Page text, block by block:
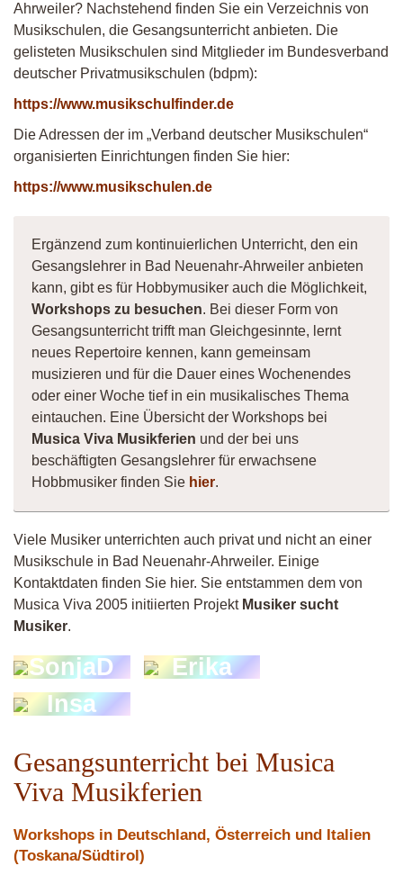
Ahrweiler? Nachstehend finden Sie ein Verzeichnis von
Musikschulen, die Gesangsunterricht anbieten. Die
gelisteten Musikschulen sind Mitglieder im Bundesverband
deutscher Privatmusikschulen (bdpm):
https://www.musikschulfinder.de
Die Adressen der im „Verband deutscher Musikschulen“
organisierten Einrichtungen finden Sie hier:
https://www.musikschulen.de
Ergänzend zum kontinuierlichen Unterricht, den ein
Gesangslehrer in Bad Neuenahr-Ahrweiler anbieten
kann, gibt es für Hobbymusiker auch die Möglichkeit,
Workshops zu besuchen. Bei dieser Form von
Gesangsunterricht trifft man Gleichgesinnte, lernt
neues Repertoire kennen, kann gemeinsam
musizieren und für die Dauer eines Wochenendes
oder einer Woche tief in ein musikalisches Thema
eintauchen. Eine Übersicht der Workshops bei
Musica Viva Musikferien und der bei uns
beschäftigten Gesangslehrer für erwachsene
Hobbmusiker finden Sie hier.
Viele Musiker unterrichten auch privat und nicht an einer
Musikschule in Bad Neuenahr-Ahrweiler. Einige
Kontaktdaten finden Sie hier. Sie entstammen dem von
Musica Viva 2005 initiierten Projekt Musiker sucht
Musiker.
SonjaD
Erika
Insa
Gesangsunterricht bei Musica
Viva Musikferien
Workshops in Deutschland, Österreich und Italien
(Toskana/Südtirol)